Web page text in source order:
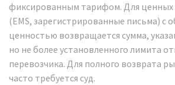
фиксированным тарифом. Для ценных
(EMS, зарегистрированные письма) с
ценностью возвращается сумма,
но не более установленного лимита
перевозчика. Для полного возврата
часто требуется суд.